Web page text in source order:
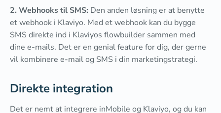
2. Webhooks til SMS: Den anden løsning er at benytte
et webhook i Klaviyo. Med et webhook kan du bygge
SMS direkte ind i Klaviyos flowbuilder sammen med
dine e-mails. Det er en genial feature for dig, der gerne
vil kombinere e-mail og SMS i din marketingstrategi.
Direkte integration
Det er nemt at integrere inMobile og Klaviyo, og du kan